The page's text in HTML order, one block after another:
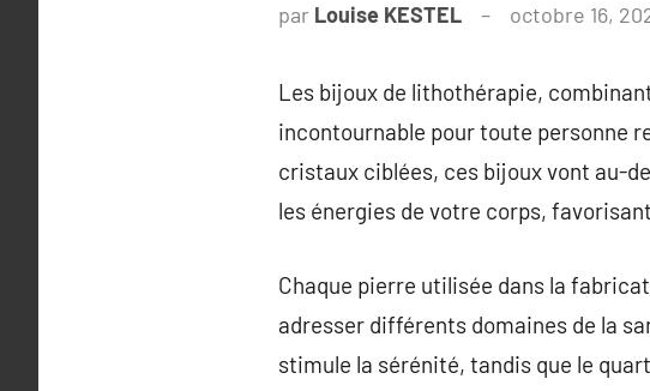
par Louise KESTEL octobre 16,
Les bijoux de lithothérapie,
incontournable pour toute personne
cristaux ciblées, ces bijoux vont au-
les énergies de votre corps,
Chaque pierre utilisée dans la
adresser différents domaines de la
stimule la sérénité, tandis que le